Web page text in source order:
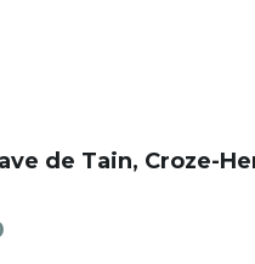
de Tain, Croze-